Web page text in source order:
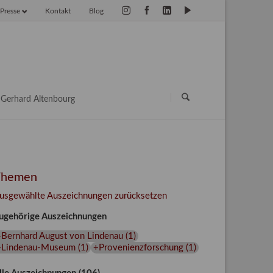
Blog
Kontakt
Presse
Gerhard Altenbourg
Auszeichnungen zurücksetzen
Auszeichnungen
August von Lindenau(1 )
Museum(1 ) +Provenienzforschung(1 )